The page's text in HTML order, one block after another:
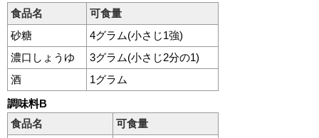
食品名
可食量
砂糖
4グラム(小さじ1強)
濃口しょうゆ
3グラム(小さじ2分の1)
酒
1グラム
調味料B
食品名
可食量